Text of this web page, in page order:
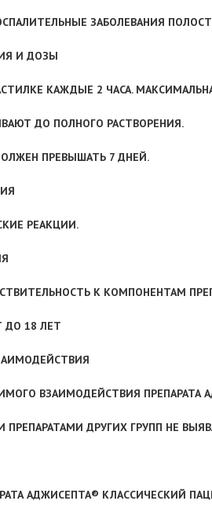
ЗАБОЛЕВАНИЯ
И ДОЗЫ
КАЖДЫЕ 2 ЧАСА.
ДО ПОЛНОГО РАСТВОРЕНИЯ.
ПРЕВЫШАТЬ 7 ДНЕЙ.
РЕАКЦИИ.
К КОМПОНЕНТАМ
ДО 18 ЛЕТ
ВЗАИМОДЕЙСТВИЯ ПРЕПАРАТА
ПРЕПАРАТАМИ ДРУГИХ ГРУПП НЕ
АДЖИСЕПТА® КЛАССИЧЕСКИЙ